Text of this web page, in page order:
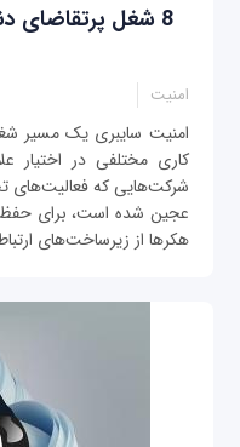
8 شغل پرتقاضای
امنیت
امنیت سایبری یک مسیر
کاری مختلفی در اختیار
شرکت‌هایی که فعالیت‌های
عجین شده است، برای حفظ
هکرها از زیرساخت‌های